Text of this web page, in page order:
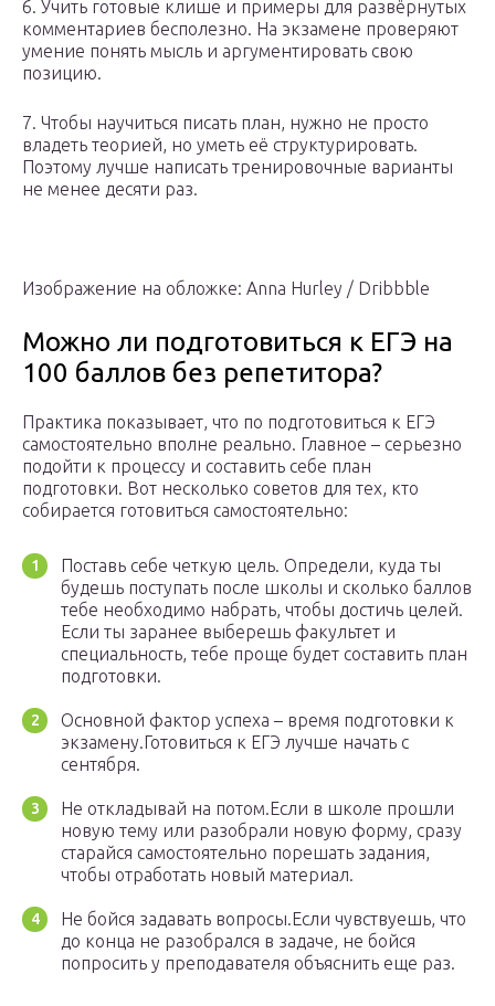
6. Учить готовые клише и примеры для развёрнутых
комментариев бесполезно. На экзамене проверяют
умение понять мысль и аргументировать свою
позицию.
7. Чтобы научиться писать план, нужно не просто
владеть теорией, но уметь её структурировать.
Поэтому лучше написать тренировочные варианты
не менее десяти раз.
Изображение на обложке: Anna Hurley / Dribbble
Можно ли подготовиться к ЕГЭ на
100 баллов без репетитора?
Практика показывает, что по подготовиться к ЕГЭ
самостоятельно вполне реально. Главное – серьезно
подойти к процессу и составить себе план
подготовки. Вот несколько советов для тех, кто
собирается готовиться самостоятельно:
Поставь себе четкую цель. Определи, куда ты
будешь поступать после школы и сколько баллов
тебе необходимо набрать, чтобы достичь целей.
Если ты заранее выберешь факультет и
специальность, тебе проще будет составить план
подготовки.
Основной фактор успеха – время подготовки к
экзамену.Готовиться к ЕГЭ лучше начать с
сентября.
Не откладывай на потом.Если в школе прошли
новую тему или разобрали новую форму, сразу
старайся самостоятельно порешать задания,
чтобы отработать новый материал.
Не бойся задавать вопросы.Если чувствуешь, что
до конца не разобрался в задаче, не бойся
попросить у преподавателя объяснить еще раз.